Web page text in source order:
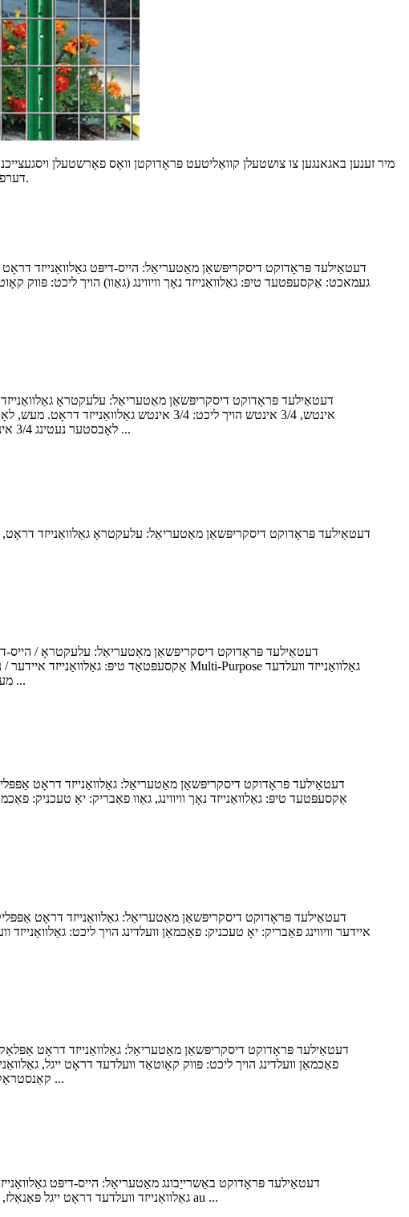
מיר זענען באגאנגען צו צושטעלן קוואַליטעט פּראָדוקטן וואָס פאָרשטעלן
דערפאַרונג, וויסנשאפטלעכע קוואַליטעט קאָנטראָלס און דעדאַקייטאַד מאַנשאַפֿט ינשורז גאַנץ דראָט ייגל סאַלושאַנז פֿאַר גלאבאלע אַפּלאַקיישאַן.
געמאכט: אַקסעפּטעד טיפּ: גאַלוואַנייזד נאָך וויווינג (גאַוו) הויך ליכט: פּווק
אינטש, 3/4 אינטש הויך ליכט: 3/4 אינטש
לאָבסטער נעטינג 3/4 אינטש 3/4 אינטש שווער פליכט האָמאַר וועלדעד דראָט מעש פּלויט איז אַ מין פון שטאַרק ייגל. א קאָראַגיישאַן סיטשוייטיד אין די ...
דעטאַילעד פּראָדוקט דיסקריפּשאַן מאַטעריאַל: עלעקטראָ גאַלוואַנייזד דראָט,
דעטאַילעד פּראָדוקט דיסקריפּשאַן מאַטעריאַל: עלעקטראָ / הייס-
מעש 2 אינטש פֿאַר ינדאַסטריאַל פּראָגראַמען מעש איז מאַניאַפאַקטשערד פון 2.00 מם גאַלוואַנייזד דראָט און איז הויך אין סטרען ...
דעטאַילעד פּראָדוקט דיסקריפּשאַן מאַטעריאַל: גאַלוואַנייזד דראָט
דעטאַילעד פּראָדוקט דיסקריפּשאַן מאַטעריאַל: גאַלוואַנייזד דראָט
דעטאַילעד פּראָדוקט דיסקריפּשאַן מאַטעריאַל: גאַלוואַנייזד דראָט
קאַנסטראַקשאַנז מעש פּאַנעלס איז אַ מאַלטי-ציל ייגל ידעאַל פֿאַר אַנימאַל ינקלאָוזשערז, קאַגעס, טריילער ינקלאָוזשערז, פענסינג, בוים גואַ ...
גאַלוואַנייזד וועלדעד דראָט ייגל פּאַנאַלז, גאַלוואַנייזד נאָך וועלד דראָט ייגל וועלדעד ייַזנוואַרג מעש 24 אין, 5 פֿיס פֿאַר פלאָווער בעט / גאָרטן פענסינג וועלדעד ווירע מעש au ...